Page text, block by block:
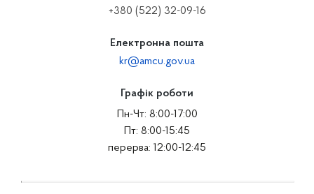
+380 (522) 32-09-16
Електронна пошта
kr@amcu.gov.ua
Графік роботи
Пн-Чт: 8:00-17:00
Пт: 8:00-15:45
перерва: 12:00-12:45